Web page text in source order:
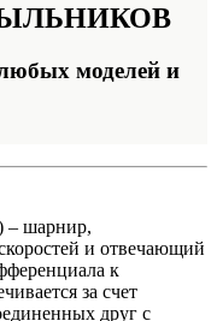
моделей и
– шарнир,
и отвечающий
к
за счет
друг с